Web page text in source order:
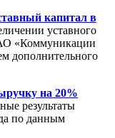
капитал в
уставного
«Коммуникации
дополнительного
на 20%
результаты
по данным